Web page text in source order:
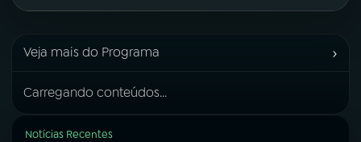
Veja mais do Programa ›
Carregando conteúdos...
Notícias Recentes